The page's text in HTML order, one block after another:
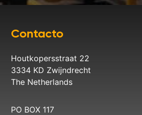
Contacto
Houtkopersstraat 22
3334 KD Zwijndrecht
The Netherlands
PO BOX 117